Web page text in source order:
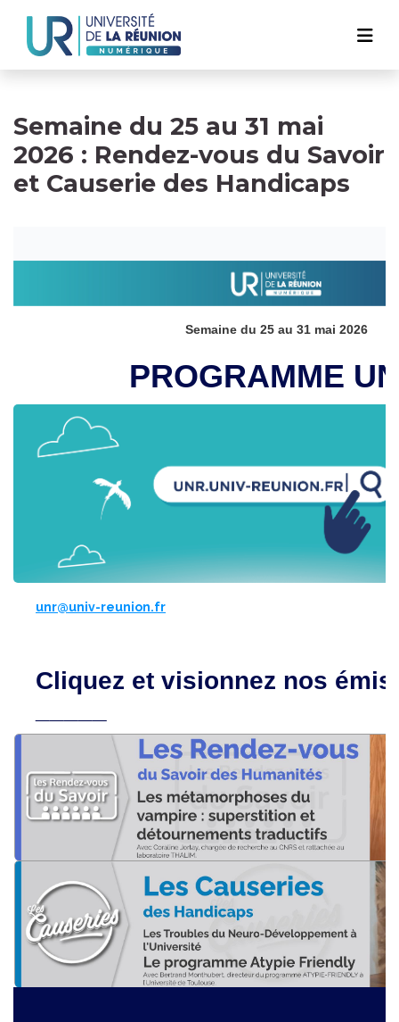
contenu
principal
Navigation
principale
Semaine du 25 au 31 mai
2026 : Rendez-vous du Savoir
et Causerie des Handicaps
Semaine du 25 au 31 mai 2026
PROGRAMME
unr@univ-reunion.fr
Cliquez et visionnez nos